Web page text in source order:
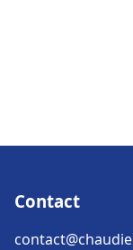
Contact